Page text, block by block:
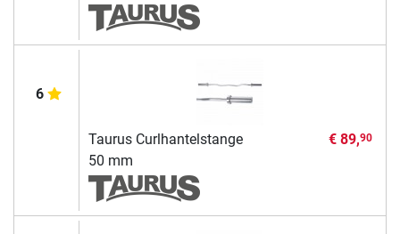
6
Taurus Curlhantelstange
50 mm
€ 89,90